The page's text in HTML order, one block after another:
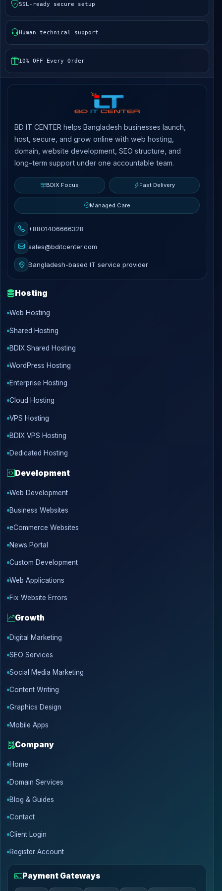
SSL-ready secure setup
Human technical support
10% OFF Every Order
BD IT CENTER helps Bangladesh businesses launch,
host, secure, and grow online with web hosting,
domain, website development, SEO structure, and
long-term support under one accountable team.
BDIX Focus Fast Delivery
Managed Care
+8801406666328
sales@bditcenter.com
Bangladesh-based IT service provider
Hosting
Web Hosting
Shared Hosting
BDIX Shared Hosting
WordPress Hosting
Enterprise Hosting
Cloud Hosting
VPS Hosting
BDIX VPS Hosting
Dedicated Hosting
Development
Web Development
Business Websites
eCommerce Websites
News Portal
Custom Development
Web Applications
Fix Website Errors
Growth
Digital Marketing
SEO Services
Social Media Marketing
Content Writing
Graphics Design
Mobile Apps
Company
Home
Domain Services
Blog & Guides
Contact
Client Login
Register Account
Payment Gateways